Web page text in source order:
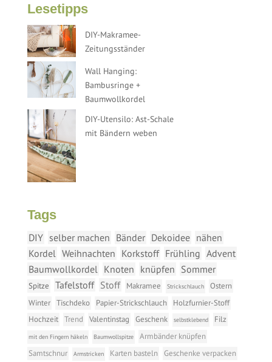
Lesetipps
DIY-Makramee-
Zeitungsständer
Wall Hanging:
Bambusringe +
Baumwollkordel
DIY-Utensilo: Ast-Schale
mit Bändern weben
Tags
DIY selber machen Bänder Dekoidee nähen
Kordel Weihnachten Korkstoff Frühling Advent
Baumwollkordel
Knoten knüpfen Sommer
Spitze Tafelstoff Stoff Makramee Strickschlauch
Ostern
Winter
Tischdeko Papier-Strickschlauch
Holzfurnier-Stoff
Hochzeit
Trend Valentinstag Geschenk selbstklebend Filz
mit den Fingern häkeln Baumwollspitze
Armbänder knüpfen
Samtschnur
Armstricken Karten basteln
Geschenke verpacken